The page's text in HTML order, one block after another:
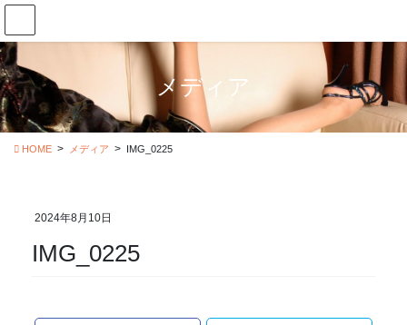
コ
テ
ン
ツ
に
移
ナ
ゲ
ー
シ
ョ
ン
メディア
HOME メディア IMG_0225
2024年8月10日
IMG_0225